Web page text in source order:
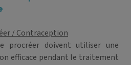
les études contrôlées, les
recevant la prégabaline
le placebo. Les effets
ayant entraîné l'arrêt du
/ Contraception
procréer doivent utiliser une
efficace pendant le traitement